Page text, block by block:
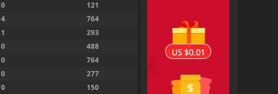
0
121
4
764
1
293
0
488
0
764
0
277
0
150